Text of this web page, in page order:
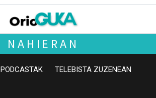
NAHIERAN
PODCASTAK TELEBISTA ZUZENEAN